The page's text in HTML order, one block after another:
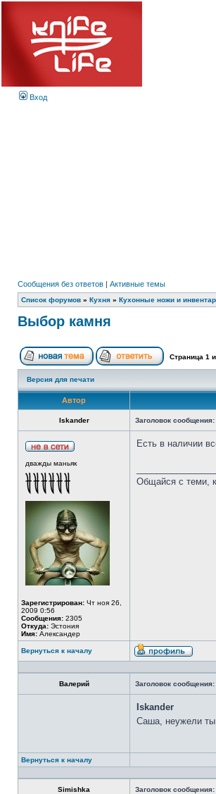
Вход
Сообщения без ответов | Активные темы
Список форумов » Кухня » Кухонные ножи и
Выбор камня
Страница 1
Версия для печати
Автор
Iskander Заголовок сообщения:
дважды маньяк
Зарегистрирован: Чт ноя 26,
2009 0:56
Сообщения: 2305
Откуда: Эстония
Имя: Александер
Есть в наличии
Общайся с теми,
Вернуться к началу
Валерий Заголовок сообщения:
Iskander
Саша, неужели ты
Вернуться к началу
Simishka Заголовок сообщения: